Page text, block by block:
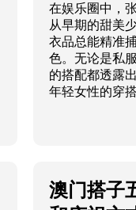
在娱乐圈中，
从早期的甜美
衣品总能精准
色。无论是私
的搭配都透露
年轻女性的穿
澳门搭子